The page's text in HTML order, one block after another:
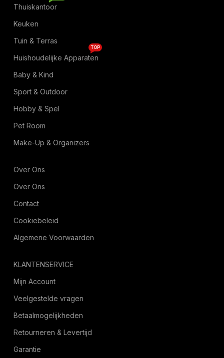
Thuiskantoor
Keuken
Tuin & Terras
Huishoudelijke Apparaten
TOP
Baby & Kind
Sport & Outdoor
Hobby & Spel
Pet Room
Make-Up & Organizers
Over Ons
Over Ons
Contact
Cookiebeleid
Algemene Voorwaarden
KLANTENSERVICE
Mijn Account
Veelgestelde vragen
Betaalmogelijkheden
Retourneren & Levertijd
Garantie